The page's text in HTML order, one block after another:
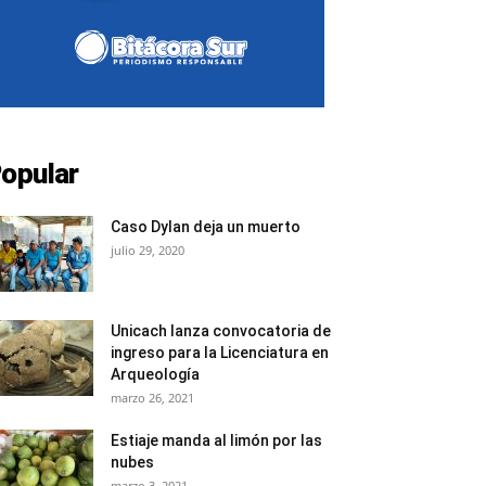
Caso Dylan deja un muerto
julio 29, 2020
Unicach lanza convocatoria de
ingreso para la Licenciatura en
Arqueología
marzo 26, 2021
Estiaje manda al limón por las
nubes